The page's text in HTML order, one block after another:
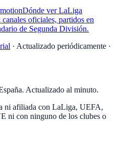
Dónde ver LaLiga
oficiales, partidos en
de Segunda División.
· Actualizado periódicamente ·
Actualizado al minuto.
ni afiliada con LaLiga, UEFA,
ni con ninguno de los clubes o